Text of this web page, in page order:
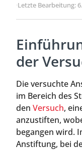
·Letzte Bearbeitung:
der
Die versuchte
im Bereich des
den Versuch,
anzustiften,
begangen wird.
Anstiftung, bei